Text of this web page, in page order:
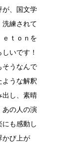
が、国文学
洗練されて
ｅｔｏｎを
いです！
そうなんで
ような解釈
出し、素晴
あの人の演
も感動し
かび上が